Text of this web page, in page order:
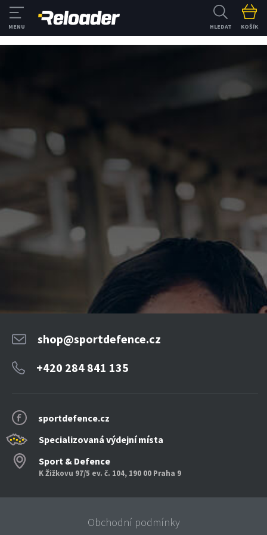
HLEDAT KOŠÍK
sportdefence.cz
Specializovaná výdejní místa
Sport & Defence
K Žižkovu 97/5 ev. č. 104, 190 00 Praha 9
shop@sportdefence.cz
+420 284 841 135
Obchodní podmínky